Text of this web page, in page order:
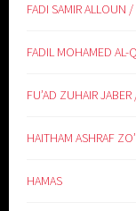
HAMAS